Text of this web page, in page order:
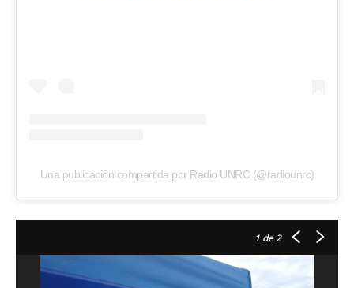
Una publicación compartida por Radio UNRC (@radiounrc)
1 de 2